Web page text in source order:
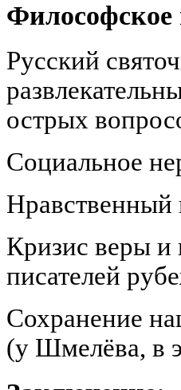
Философское
Русский
острых
Социальное
Нравственный
Кризис веры и
писателей
Сохранение
(у Шмелёва, в